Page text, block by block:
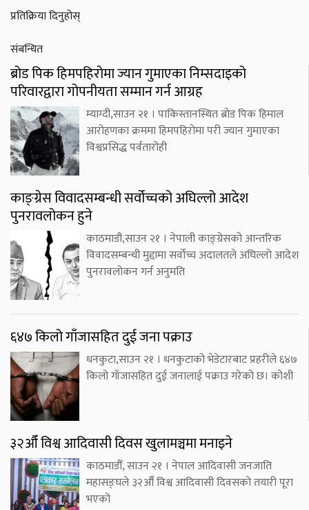
प्रतिक्रिया दिनुहोस्
संबन्धित
ब्रोड पिक हिमपहिरोमा ज्यान गुमाएका निम्सदाइको
परिवारद्वारा गोपनीयता सम्मान गर्न आग्रह
म्याग्दी,साउन २१ । पाकिस्तानस्थित ब्रोड पिक हिमाल
आरोहणका क्रममा हिमपहिरोमा परी ज्यान गुमाएका
विश्वप्रसिद्ध पर्वतारोही
काङ्ग्रेस विवादसम्बन्धी सर्वोच्चको अघिल्लो आदेश
पुनरावलोकन हुने
काठमाडौं,साउन २१ । नेपाली काङ्ग्रेसको आन्तरिक
विवादसम्बन्धी मुद्दामा सर्वोच्च अदालतले अघिल्लो आदेश
पुनरावलोकन गर्न अनुमति
६४७ किलो गाँजासहित दुई जना पक्राउ
धनकुटा,साउन २१ । धनकुटाको भेडेटारबाट प्रहरीले ६४७
किलो गाँजासहित दुई जनालाई पक्राउ गरेको छ। कोशी
३२औँ विश्व आदिवासी दिवस खुलामञ्चमा मनाइने
काठमाडौँ, साउन २१ । नेपाल आदिवासी जनजाति
महासङ्घले ३२औँ विश्व आदिवासी दिवसको तयारी पूरा
भएको